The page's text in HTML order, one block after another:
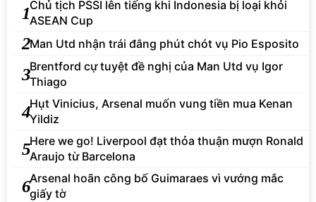
1Chủ tịch PSSI lên tiếng khi Indonesia bị loại khỏi
ASEAN Cup
2Man Utd nhận trái đắng phút chót vụ Pio Esposito
3Brentford cự tuyệt đề nghị của Man Utd vụ Igor
Thiago
4Hụt Vinicius, Arsenal muốn vung tiền mua Kenan
Yildiz
5Here we go! Liverpool đạt thỏa thuận mượn Ronald
Araujo từ Barcelona
6Arsenal hoãn công bố Guimaraes vì vướng mắc
giấy tờ